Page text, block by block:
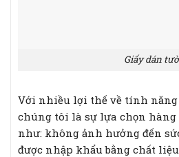
Giấy dán
Với nhiều lợi thế về tính năng
chúng tôi là sự lựa chọn
như: không ảnh hưởng đến
được nhập khẩu bằng chất